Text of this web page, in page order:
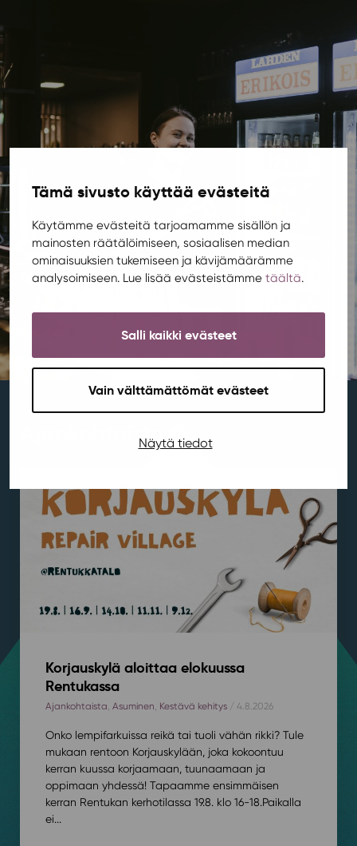
Tämä sivusto käyttää evästeitä
Käytämme evästeitä tarjoamamme sisällön ja
mainosten räätälöimiseen, sosiaalisen median
ominaisuuksien tukemiseen ja kävijämäärämme
analysoimiseen. Lue lisää evästeistämme täältä.
Salli kaikki evästeet
Vain välttämättömät evästeet
Näytä tiedot
Ajankohtaista
Korjauskylä aloittaa elokuussa
Rentukassa
Ajankohtaista, Asuminen, Kestävä kehitys/ 4.8.2026
Onko lempifarkuissa reikä tai tuoli vähän rikki? Tule
mukaan rentoon Korjauskylään, joka kokoontuu
kerran kuussa korjaamaan, tuunaamaan ja
oppimaan yhdessä! Tapaamme ensimmäisen
kerran Rentukan kerhotilassa 19.8. klo 16-18.⁠⁠Paikalla
ei...